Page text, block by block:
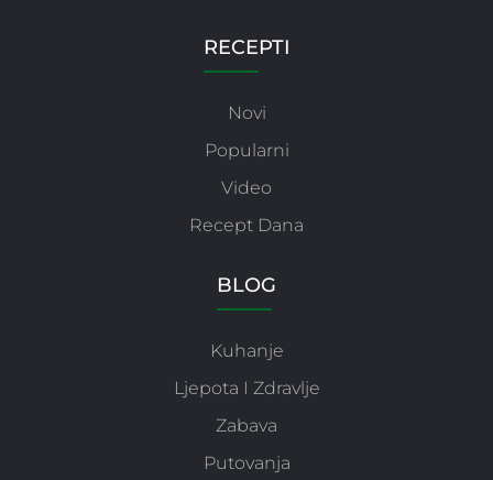
RECEPTI
Novi
Popularni
Video
Recept Dana
BLOG
Kuhanje
Ljepota I Zdravlje
Zabava
Putovanja